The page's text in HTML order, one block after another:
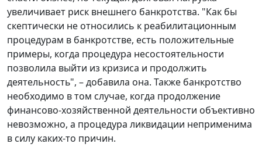
увеличивает риск внешнего банкротства. "Как бы
скептически не относились к реабилитационным
процедурам в банкротстве, есть положительные
примеры, когда процедура несостоятельности
позволила выйти из кризиса и продолжить
деятельность", – добавила она. Также банкротство
необходимо в том случае, когда продолжение
финансово-хозяйственной деятельности объективно
невозможно, а процедура ликвидации неприменима
в силу каких-то причин.